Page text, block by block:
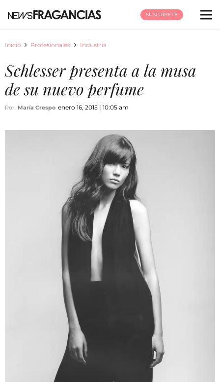
SUSCRÍBETE
Inicio Profesionales Industria
Schlesser presenta a la musa
de su nuevo perfume
Por: María Crespo enero 16, 2015 | 10:05 am